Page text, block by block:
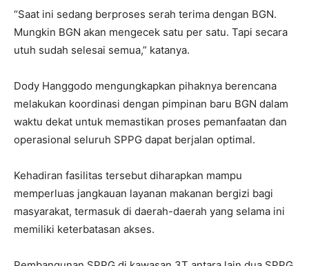
“Saat ini sedang berproses serah terima dengan BGN.
Mungkin BGN akan mengecek satu per satu. Tapi secara
utuh sudah selesai semua,” katanya.
Dody Hanggodo mengungkapkan pihaknya berencana
melakukan koordinasi dengan pimpinan baru BGN dalam
waktu dekat untuk memastikan proses pemanfaatan dan
operasional seluruh SPPG dapat berjalan optimal.
Kehadiran fasilitas tersebut diharapkan mampu
memperluas jangkauan layanan makanan bergizi bagi
masyarakat, termasuk di daerah-daerah yang selama ini
memiliki keterbatasan akses.